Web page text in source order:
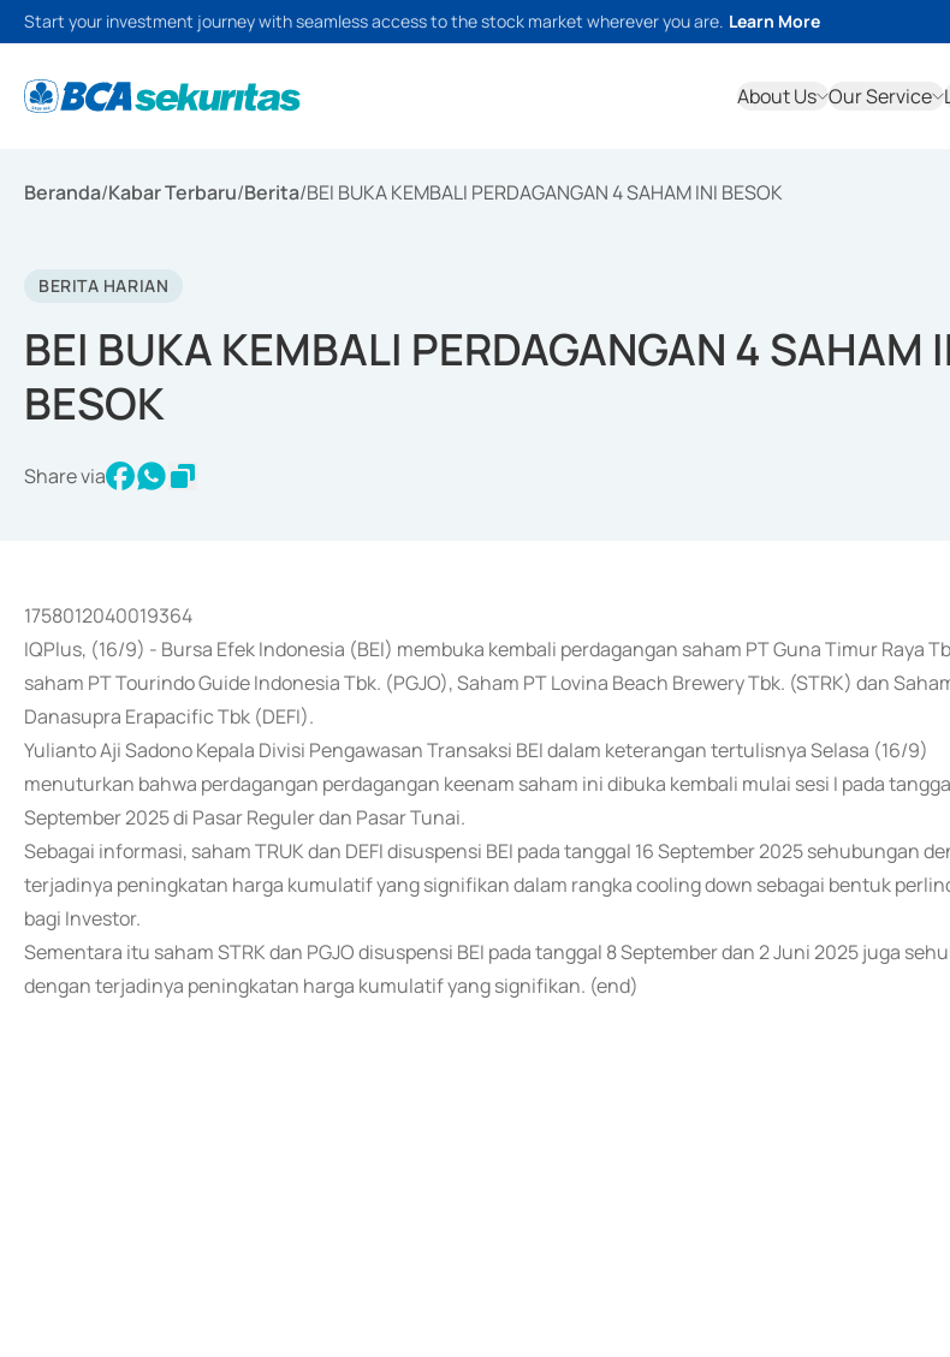
Start your investment journey with seamless access to the stock market wherever you are. Learn More
About Us Our Service
Beranda/Kabar Terbaru/Berita/BEI BUKA KEMBALI PERDAGANGAN 4 SAHAM INI BESOK
BERITA HARIAN
BEI BUKA KEMBALI PERDAGANGAN 4 SAHAM
BESOK
Share via
1758012040019364
IQPlus, (16/9) - Bursa Efek Indonesia (BEI) membuka kembali perdagangan saham PT Guna Timur Raya
saham PT Tourindo Guide Indonesia Tbk. (PGJO), Saham PT Lovina Beach Brewery Tbk. (STRK) dan
Danasupra Erapacific Tbk (DEFI).
Yulianto Aji Sadono Kepala Divisi Pengawasan Transaksi BEI dalam keterangan tertulisnya Selasa (16/9)
menuturkan bahwa perdagangan perdagangan keenam saham ini dibuka kembali mulai sesi I pada
September 2025 di Pasar Reguler dan Pasar Tunai.
Sebagai informasi, saham TRUK dan DEFI disuspensi BEI pada tanggal 16 September 2025 sehubungan
terjadinya peningkatan harga kumulatif yang signifikan dalam rangka cooling down sebagai bentuk
bagi Investor.
Sementara itu saham STRK dan PGJO disuspensi BEI pada tanggal 8 September dan 2 Juni 2025 juga
dengan terjadinya peningkatan harga kumulatif yang signifikan. (end)